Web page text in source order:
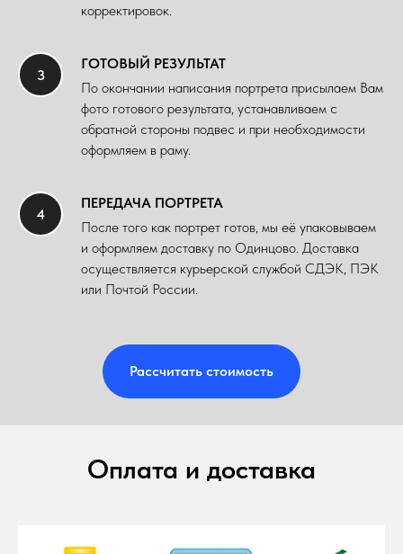
корректировок.
ГОТОВЫЙ РЕЗУЛЬТАТ
По окончании написания портрета присылаем Вам
фото готового результата, устанавливаем с
обратной стороны подвес и при необходимости
оформляем в раму.
ПЕРЕДАЧА ПОРТРЕТА
После того как портрет готов, мы её упаковываем
и оформляем доставку по Одинцово. Доставка
осуществляется курьерской службой СДЭК, ПЭК
или Почтой России.
Рассчитать стоимость
Оплата и доставка